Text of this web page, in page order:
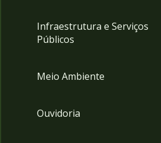
Infraestrutura e Serviços
Públicos
Meio Ambiente
Ouvidoria